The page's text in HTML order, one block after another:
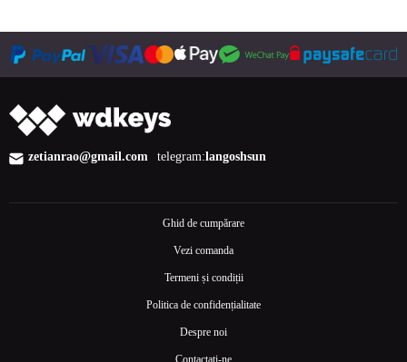
zetianrao@gmail.com telegram:langoshsun
Ghid de cumpărare
Vezi comanda
Termeni și condiții
Politica de confidențialitate
Despre noi
Contactați-ne